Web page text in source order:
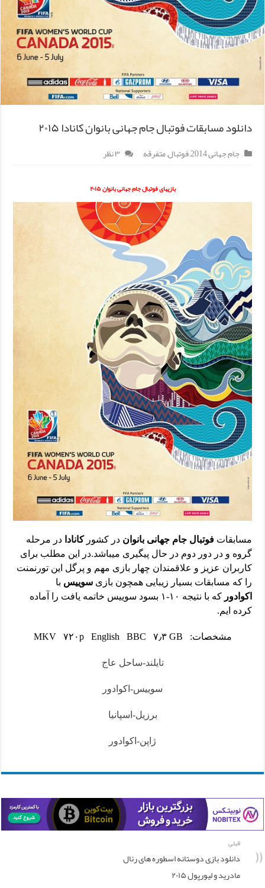
دانلود مسابقات فوتبال جام جهانی بانوان کانادا ۲۰۱۵
جام جهانی 2014 ,فوتبال,متفرقه ۳ نظر
بازیهای فوتبال جام جهانی بانوان ۲۰۱۵
مسابقاتفوتبال جام جهانی بانوان در کشورکانادا در مرحله
گروه و در دور دوم در حال پیگیری میباشد.در این مطلب برای
کاربران عزیز و علاقمندان چهار بازی مهم و پرگل این تورنمنت
را که مسابقات بسیار زیبایی همچون بازیسوییس با
اکوادور
که با نتیجه ۱۰-۱ بسود سوییس خاتمه یافت را آماده
کرده ایم.
مشخصات: MKV ۷۲۰p English BBC ۷٫۳ GB
تایلند-ساحل عاج
سوییس-اکوادور
برزیل-اسپانیا
ژاپن-اکوادور
قبلی
دانلود بازی دوستانه اسطوره های رئال
مادرید و لیورپول ۲۰۱۵